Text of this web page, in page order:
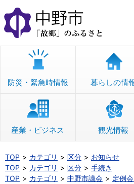
本
文
へ
移
防災・緊急時情報 暮らしの情
産業・ビジネス 観光情報
TOP カテゴリ 区分
お知らせ
TOP
カテゴリ 区分
手続き
TOP
カテゴリ 中野市議会
定例